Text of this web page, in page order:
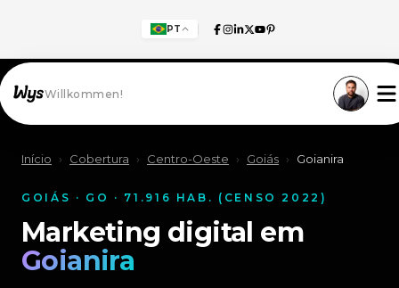
PT
Willkommen!
Início › Cobertura › Centro-Oeste › Goiás › Goianira
GOIÁS · GO · 71.916 HAB. (CENSO 2022)
Marketing digital em
Goianira